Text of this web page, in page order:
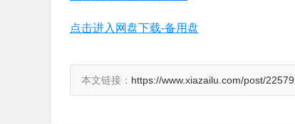
点击进入网盘下载-备用盘
本文链接： https://www.xiazailu.com/post/